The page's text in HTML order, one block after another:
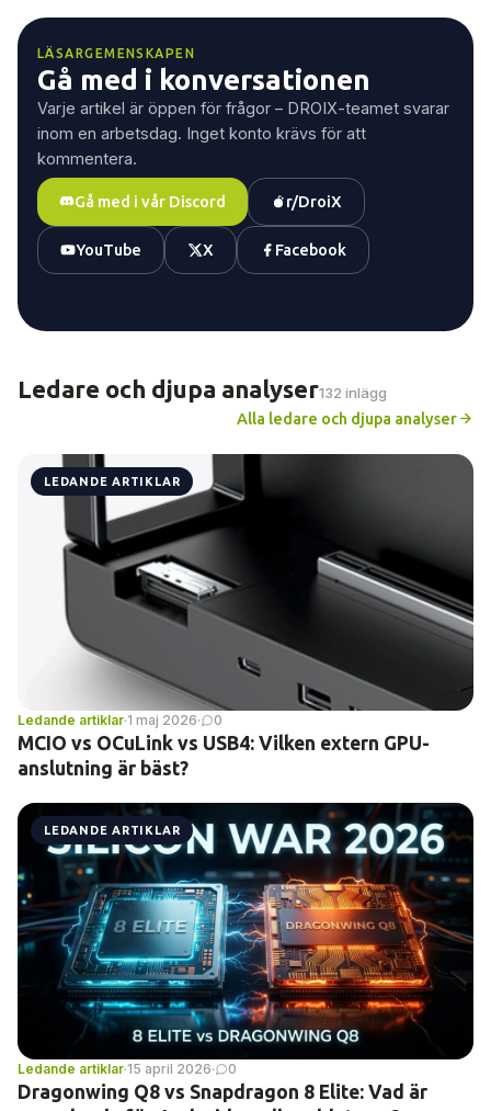
LÄSARGEMENSKAPEN
Gå med i konversationen
Varje artikel är öppen för frågor – DROIX-teamet svarar
inom en arbetsdag. Inget konto krävs för att
kommentera.
Gå med i vår Discord r/DroiX
YouTube X Facebook
Ledare och djupa analyser132 inlägg
Alla ledare och djupa analyser
LEDANDE ARTIKLAR
Ledande artiklar·1 maj 2026· 0
MCIO vs OCuLink vs USB4: Vilken extern GPU-
anslutning är bäst?
LEDANDE ARTIKLAR
Ledande artiklar·15 april 2026· 0
Dragonwing Q8 vs Snapdragon 8 Elite: Vad är